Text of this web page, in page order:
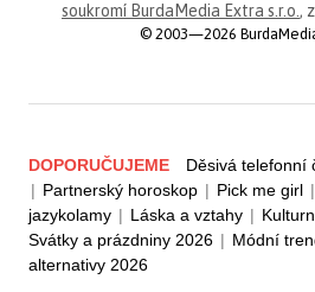
soukromí BurdaMedia Extra s.r.o.,
© 2003—2026
DOPORUČUJEME Děsivá telefonní
| Partnerský horoskop | Pick me girl |
jazykolamy | Láska a vztahy |
Svátky a prázdniny 2026 | Módní
alternativy 2026